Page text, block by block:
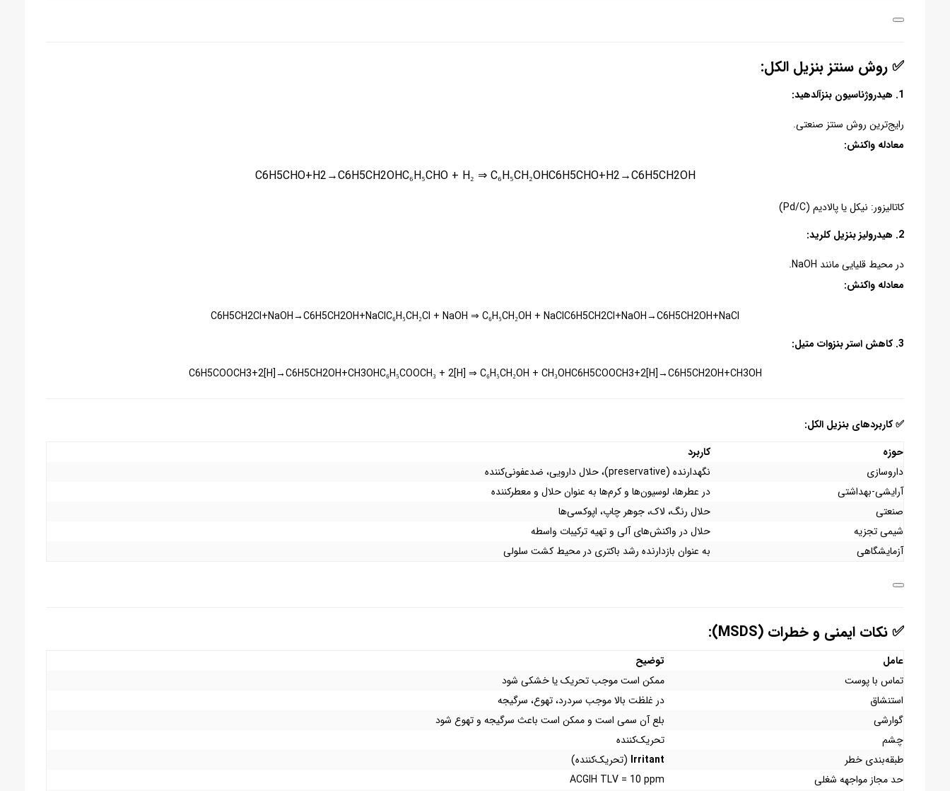
✅ روش‌ سنتز بنزیل الکل:
1. هیدروژناسیون بنزآلدهید:
رایج‌ترین روش سنتز صنعتی.
معادله واکنش:
C6H5CHO+H2→C6H5CH2OHC₆H₅CHO + H₂ ⇒ C₆H₅CH₂OHC6​H5​CHO+H2​→C6​H5​CH2​OH
کاتالیزور: نیکل یا پالادیم (Pd/C)
2. هیدرولیز بنزیل کلرید:
در محیط قلیایی مانند NaOH.
معادله واکنش:
C6H5CH2Cl+NaOH→C6H5CH2OH+NaClC₆H₅CH₂Cl + NaOH ⇒ C₆H₅CH₂OH + NaClC6​H5​CH2​Cl+NaOH→C6​H5​CH2​OH+NaCl
3. کاهش استر بنزوات متیل:
C6H5COOCH3+2[H]→C6H5CH2OH+CH3OHC₆H₅COOCH₃ + 2[H] ⇒ C₆H₅CH₂OH + CH₃OHC6​H5​COOCH3​+2[H]→C6​H5​CH2​OH+CH3​OH
✅ کاربردهای بنزیل الکل:
حوزه
کاربرد
داروسازی
نگهدارنده (preservative)، حلال دارویی، ضدعفونی‌کننده
آرایشی-بهداشتی
در عطرها، لوسیون‌ها و کرم‌ها به عنوان حلال و معطرکننده
صنعتی
حلال رنگ، لاک، جوهر چاپ، اپوکسی‌ها
شیمی تجزیه
حلال در واکنش‌های آلی و تهیه ترکیبات واسطه
آزمایشگاهی
به عنوان بازدارنده رشد باکتری در محیط کشت سلولی
✅ نکات ایمنی و خطرات (MSDS):
عامل
توضیح
تماس با پوست
ممکن است موجب تحریک یا خشکی شود
استنشاق
در غلظت بالا موجب سردرد، تهوع، سرگیجه
گوارشی
بلع آن سمی است و ممکن است باعث سرگیجه و تهوع شود
چشم
تحریک‌کننده
طبقه‌بندی خطر
Irritant (تحریک‌کننده)
حد مجاز مواجهه شغلی
ACGIH TLV = 10 ppm